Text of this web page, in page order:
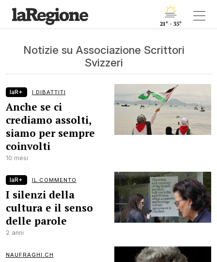
21° - 35°
Notizie su Associazione Scrittori
Svizzeri
laR+ I DIBATTITI
Anche se ci
crediamo assolti,
siamo per sempre
coinvolti
10 mesi
laR+ IL COMMENTO
I silenzi della
cultura e il senso
delle parole
2 anni
NAUFRAGHI.CH